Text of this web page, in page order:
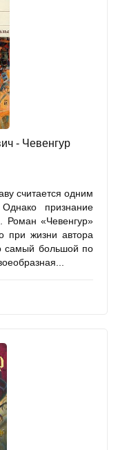
- Чевенгур
считается одним
признание
Роман «Чевенгур»
при жизни автора
самый большой по